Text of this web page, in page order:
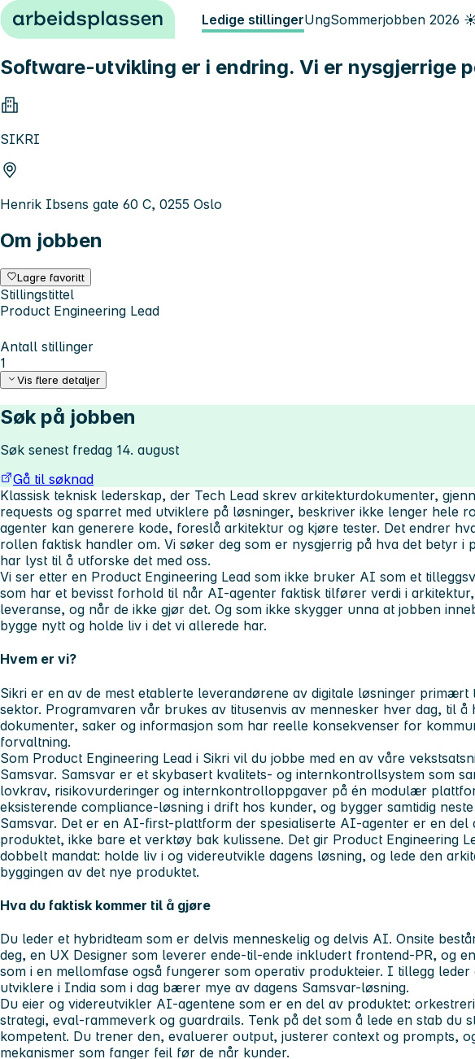
Hopp til innhold Ledige stillingerUngSommerjobben 2026
Software-utvikling er i endring. Vi er nysgjerrige
SIKRI
Henrik Ibsens gate 60 C, 0255 Oslo
Om jobben
Lagre favoritt
Stillingstittel
Product Engineering Lead
Antall stillinger
1
Vis flere detaljer
Søk på jobben
Søk senest fredag 14. august
Gå til søknad
Klassisk teknisk lederskap, der Tech Lead skrev arkitekturdokumenter,
requests og sparret med utviklere på løsninger, beskriver ikke lenger hele
agenter kan generere kode, foreslå arkitektur og kjøre tester. Det endrer
rollen faktisk handler om. Vi søker deg som er nysgjerrig på hva det betyr i
har lyst til å utforske det med oss.
Vi ser etter en Product Engineering Lead som ikke bruker AI som et
som har et bevisst forhold til når AI-agenter faktisk tilfører verdi i
leveranse, og når de ikke gjør det. Og som ikke skygger unna at jobben
bygge nytt og holde liv i det vi allerede har.
Hvem er vi?
Sikri er en av de mest etablerte leverandørene av digitale løsninger primært
sektor. Programvaren vår brukes av titusenvis av mennesker hver dag, til å
dokumenter, saker og informasjon som har reelle konsekvenser for
forvaltning.
Som Product Engineering Lead i Sikri vil du jobbe med en av våre
Samsvar. Samsvar er et skybasert kvalitets- og internkontrollsystem som
lovkrav, risikovurderinger og internkontrolloppgaver på én modulær
eksisterende compliance-løsning i drift hos kunder, og bygger samtidig
Samsvar. Det er en AI-first-plattform der spesialiserte AI-agenter er en del
produktet, ikke bare et verktøy bak kulissene. Det gir Product Engineering
dobbelt mandat: holde liv i og videreutvikle dagens løsning, og lede den
byggingen av det nye produktet.
Hva du faktisk kommer til å gjøre
Du leder et hybridteam som er delvis menneskelig og delvis AI. Onsite
deg, en UX Designer som leverer ende-til-ende inkludert frontend-PR, og
som i en mellomfase også fungerer som operativ produkteier. I tillegg
utviklere i India som i dag bærer mye av dagens Samsvar-løsning.
Du eier og videreutvikler AI-agentene som er en del av produktet:
strategi, eval-rammeverk og guardrails. Tenk på det som å lede en stab du
kompetent. Du trener den, evaluerer output, justerer context og prompts,
mekanismer som fanger feil før de når kunder.